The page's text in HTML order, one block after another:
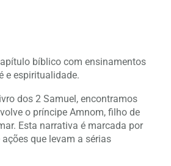
bíblico com ensinamentos
e espiritualidade.
dos 2 Samuel, encontramos
o príncipe Amnom, filho de
Esta narrativa é marcada por
que levam a sérias